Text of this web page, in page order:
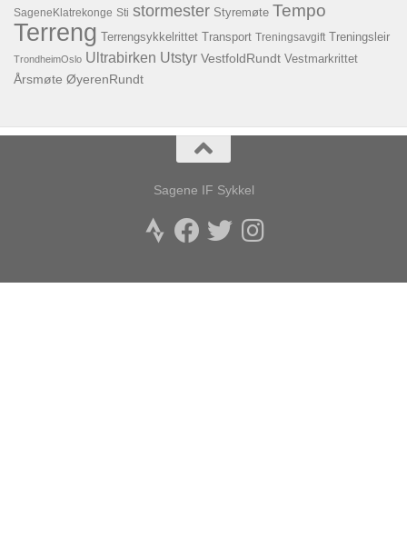
SageneKlatrekonge Sti stormester Styremøte Tempo
Terreng Terrengsykkelrittet Transport Treningsavgift Treningsleir
TrondheimOslo Ultrabirken Utstyr VestfoldRundt Vestmarkrittet
Årsmøte ØyerenRundt
Sagene IF Sykkel